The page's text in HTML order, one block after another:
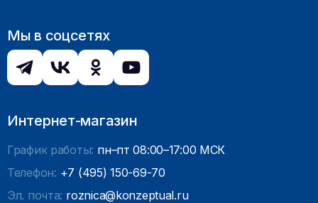
Мы в соцсетях
Интернет-магазин
График работы: пн–пт 08:00–17:00 МСК
Телефон: +7 (495) 150-69-70
Эл. почта: roznica@konzeptual.ru